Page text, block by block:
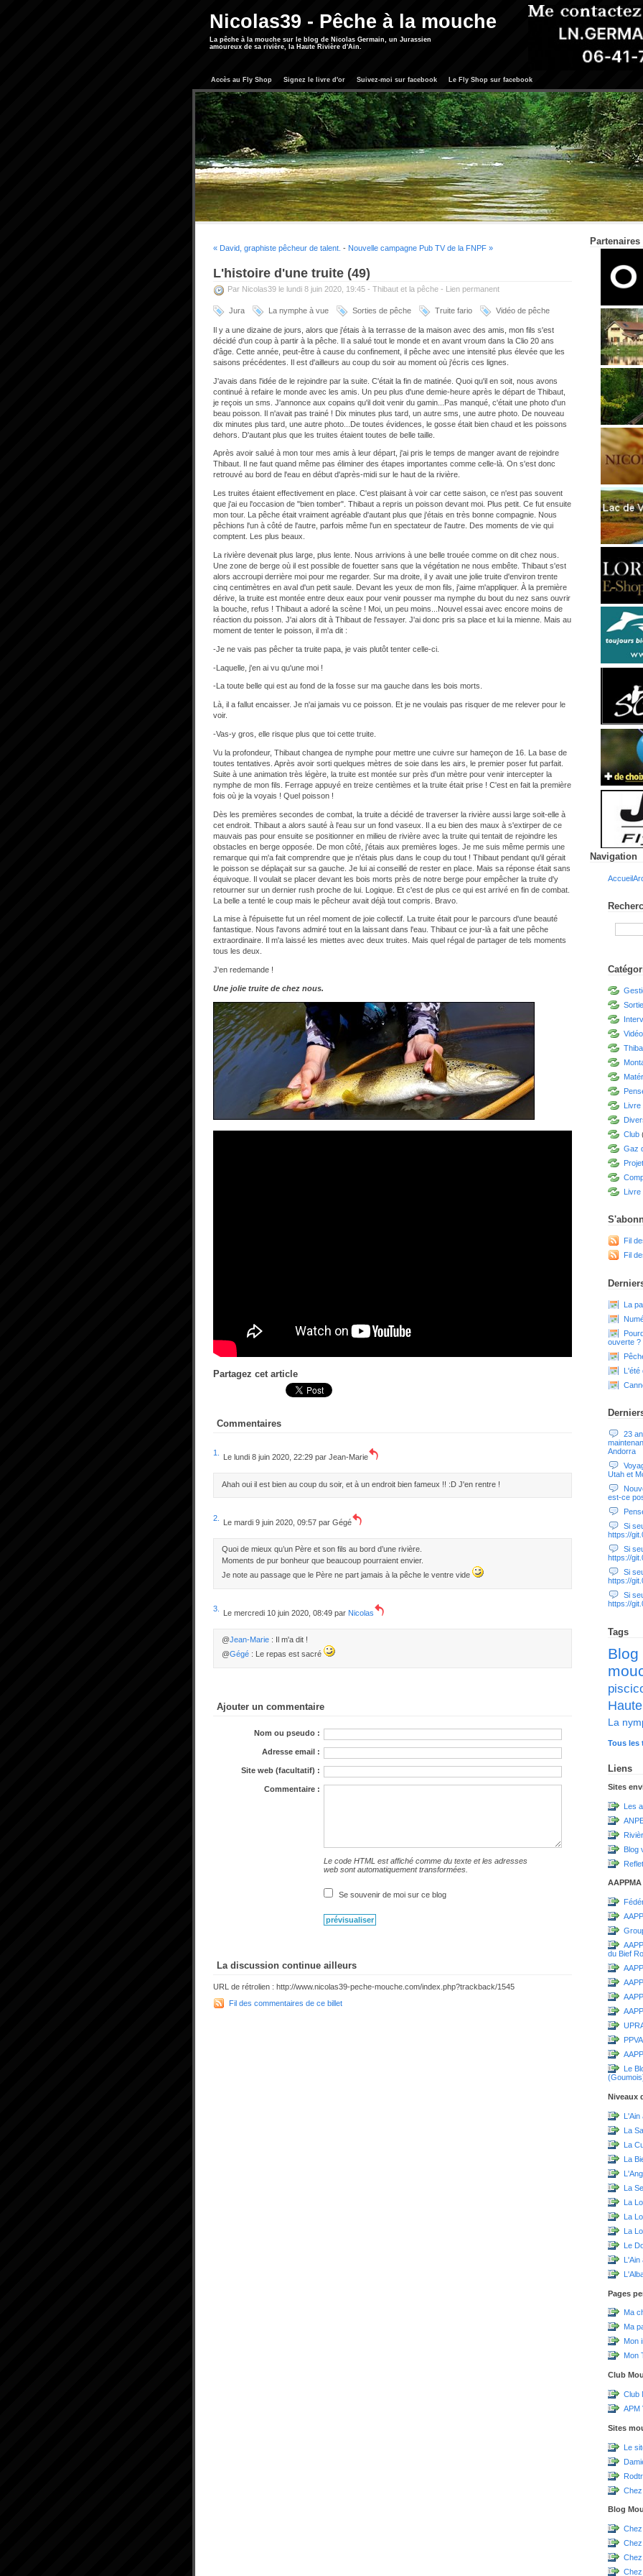
Nicolas39 - Pêche à la mouche
La pêche à la mouche sur le blog de Nicolas Germain, un Jurassien
amoureux de sa rivière, la Haute Rivière d'Ain.
Accès au Fly Shop Signez le livre d'or Suivez-moi sur facebook Le Fly Shop sur facebook
« David, graphiste pêcheur de talent. - Nouvelle campagne Pub TV de la FNPF »
L'histoire d'une truite (49)
Par Nicolas39 le lundi 8 juin 2020, 19:45 - Thibaut et la pêche - Lien permanent
Jura La nymphe à vue Sorties de pêche Truite fario Vidéo de pêche
Il y a une dizaine de jours, alors que j'étais à la terrasse de la maison avec des amis, mon fils s'est
décidé d'un coup à partir à la pêche. Il a salué tout le monde et en avant vroum dans la Clio 20 ans
d'âge. Cette année, peut-être à cause du confinement, il pêche avec une intensité plus élevée que les
saisons précédentes. Il est d'ailleurs au coup du soir au moment où j'écris ces lignes.
J'avais dans l'idée de le rejoindre par la suite. C'était la fin de matinée. Quoi qu'il en soit, nous avons
continué à refaire le monde avec les amis. Un peu plus d'une demie-heure après le départ de Thibaut,
je reçois un sms. J'annonce aux copains qu'il doit venir du gamin...Pas manqué, c'était une photo d'un
beau poisson. Il n'avait pas trainé ! Dix minutes plus tard, un autre sms, une autre photo. De nouveau
dix minutes plus tard, une autre photo...De toutes évidences, le gosse était bien chaud et les poissons
dehors. D'autant plus que les truites étaient toutes de belle taille.
Après avoir salué à mon tour mes amis à leur départ, j'ai pris le temps de manger avant de rejoindre
Thibaut. Il ne faut quand même pas éliminer des étapes importantes comme celle-là. On s'est donc
retrouvé au bord de l'eau en début d'après-midi sur le haut de la rivière.
Les truites étaient effectivement en place. C'est plaisant à voir car cette saison, ce n'est pas souvent
que j'ai eu l'occasion de "bien tomber". Thibaut a repris un poisson devant moi. Plus petit. Ce fut ensuite
mon tour. La pêche était vraiment agréable d'autant plus que j'étais en très bonne compagnie. Nous
pêchions l'un à côté de l'autre, parfois même l'un en spectateur de l'autre. Des moments de vie qui
comptent. Les plus beaux.
La rivière devenait plus large, plus lente. Nous arrivions à une belle trouée comme on dit chez nous.
Une zone de berge où il est possible de fouetter sans que la végétation ne nous embête. Thibaut s'est
alors accroupi derrière moi pour me regarder. Sur ma droite, il y avait une jolie truite d'environ trente
cinq centimètres en aval d'un petit saule. Devant les yeux de mon fils, j'aime m'appliquer. À la première
dérive, la truite est montée entre deux eaux pour venir pousser ma nymphe du bout du nez sans ouvrir
la bouche, refus ! Thibaut a adoré la scène ! Moi, un peu moins...Nouvel essai avec encore moins de
réaction du poisson. J'ai alors dit à Thibaut de l'essayer. J'ai donc pris sa place et lui la mienne. Mais au
moment de tenter le poisson, il m'a dit :
-Je ne vais pas pêcher ta truite papa, je vais plutôt tenter celle-ci.
-Laquelle, j'en ai vu qu'une moi !
-La toute belle qui est au fond de la fosse sur ma gauche dans les bois morts.
Là, il a fallut encaisser. Je n'ai jamais vu ce poisson. Et je ne voulais pas risquer de me relever pour le
voir.
-Vas-y gros, elle risque plus que toi cette truite.
Vu la profondeur, Thibaut changea de nymphe pour mettre une cuivre sur hameçon de 16. La base de
toutes tentatives. Après avoir sorti quelques mètres de soie dans les airs, le premier poser fut parfait.
Suite à une animation très légère, la truite est montée sur près d'un mètre pour venir intercepter la
nymphe de mon fils. Ferrage appuyé en treize centièmes et la truite était prise ! C'est en fait la première
fois où je la voyais ! Quel poisson !
Dès les premières secondes de combat, la truite a décidé de traverser la rivière aussi large soit-elle à
cet endroit. Thibaut a alors sauté à l'eau sur un fond vaseux. Il a eu bien des maux à s'extirper de ce
mauvais pas pour ensuite se positionner en milieu de rivière avec la truite qui tentait de rejoindre les
obstacles en berge opposée. De mon côté, j'étais aux premières loges. Je me suis même permis une
remarque qui m'a fait comprendre que je n'étais plus dans le coup du tout ! Thibaut pendant qu'il gérait
le poisson se déplaçait sur sa gauche. Je lui ai conseillé de rester en place. Mais sa réponse était sans
équivoque. Il voulait se placer devant les bois morts près de notre berge pour empêcher la truite d'y
retourner sur un dernier rush proche de lui. Logique. Et c'est de plus ce qui est arrivé en fin de combat.
La belle a tenté le coup mais le pêcheur avait déjà tout compris. Bravo.
La mise à l'épuisette fut un réel moment de joie collectif. La truite était pour le parcours d'une beauté
fantastique. Nous l'avons admiré tout en la laissant dans l'eau. Thibaut ce jour-là a fait une pêche
extraordinaire. Il m'a laissé les miettes avec deux truites. Mais quel régal de partager de tels moments
tous les deux.
J'en redemande !
Une jolie truite de chez nous.
Partagez cet article
Commentaires
1. Le lundi 8 juin 2020, 22:29 par Jean-Marie
Ahah oui il est bien au coup du soir, et à un endroit bien fameux !! :D J'en rentre !
2. Le mardi 9 juin 2020, 09:57 par Gégé
Quoi de mieux qu’un Père et son fils au bord d’une rivière.
Moments de pur bonheur que beaucoup pourraient envier.
Je note au passage que le Père ne part jamais à la pêche le ventre vide
3. Le mercredi 10 juin 2020, 08:49 par Nicolas
@Jean-Marie: Il m'a dit !
@Gégé: Le repas est sacré
Ajouter un commentaire
Nom ou pseudo :
Adresse email :
Site web (facultatif) :
Commentaire :
Le code HTML est affiché comme du texte et les adresses
web sont automatiquement transformées.
Se souvenir de moi sur ce blog
La discussion continue ailleurs
URL de rétrolien : http://www.nicolas39-peche-mouche.com/index.php?trackback/1545
Fil des commentaires de ce billet
Partenaires
Navigation
Accueil
Livre
Club
Gaz
Livre
Fil
Fil
La
ouverte ?
L'été
23
Andorra
Utah et
est-ce
Si
https://
Si
https://
Si
https://
Si
https://
Tags
La
Tous les
Liens
Sites
Les
Blog
AAPPMA
du Bief
PPVA
Le
Niveaux
L'Ain
La
La
La
La
La
La
La
Le
L'Ain
Pages
Ma
Ma
Mon
Mon
Club
Club
APM
Sites
Le
Blog